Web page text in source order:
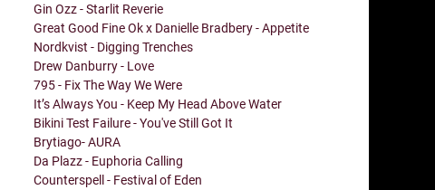
Gin Ozz - Starlit Reverie
Great Good Fine Ok x Danielle Bradbery - Appetite
Nordkvist - Digging Trenches
Drew Danburry - Love
795 - Fix The Way We Were
It’s Always You - Keep My Head Above Water
Bikini Test Failure - You've Still Got It
Brytiago- AURA
Da Plazz - Euphoria Calling
Counterspell - Festival of Eden